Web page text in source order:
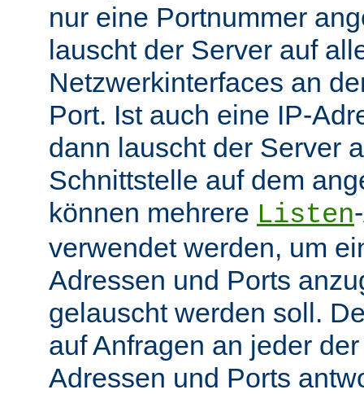
nur eine Portnummer
lauscht der Server auf
Netzwerkinterfaces an
Port. Ist auch eine IP-
dann lauscht der Server
Schnittstelle auf dem
können mehrere Listen
verwendet werden, um
Adressen und Ports
gelauscht werden soll.
auf Anfragen an jeder
Adressen und Ports